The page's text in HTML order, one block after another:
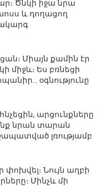
Ծնկի իջա նրա
և դողացող
Միայն քամին էր
միջև։ Ես բռնեցի
օգնությունը
արցունքները
նրան տարան
լռությամբ
փոխվել։ Նույն աղբի
Մինչև մի